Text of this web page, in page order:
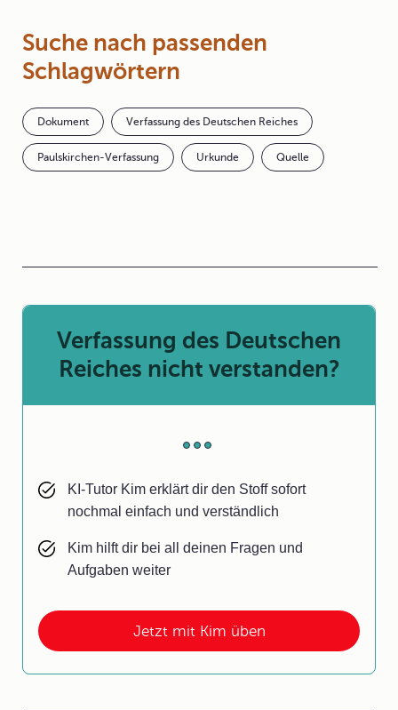
Suche nach passenden
Schlagwörtern
Dokument Verfassung des Deutschen Reiches
Paulskirchen-Verfassung Urkunde Quelle
Jetzt mit Kim üben
Verfassung des Deutschen
Reiches nicht verstanden?
KI-Tutor Kim erklärt dir den Stoff sofort
nochmal einfach und verständlich
Kim hilft dir bei all deinen Fragen und
Aufgaben weiter